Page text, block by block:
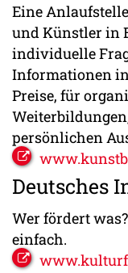
Eine
und Künstler in
individuelle
Informationen
Preise, für
persönlichen
Deutsches
Wer fördert
einfach.